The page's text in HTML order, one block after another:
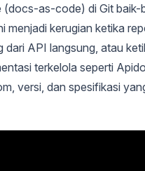
as-code) di Git baik-
menjadi kerugian ketika
API langsung, atau
terkelola seperti
versi, dan spesifikasi